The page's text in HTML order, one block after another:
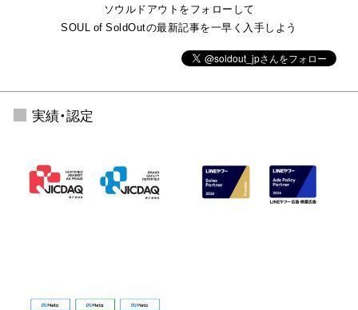
ソウルドアウトをフォローして
SOUL of SoldOutの最新記事を一早く入手しよう
実績・認定